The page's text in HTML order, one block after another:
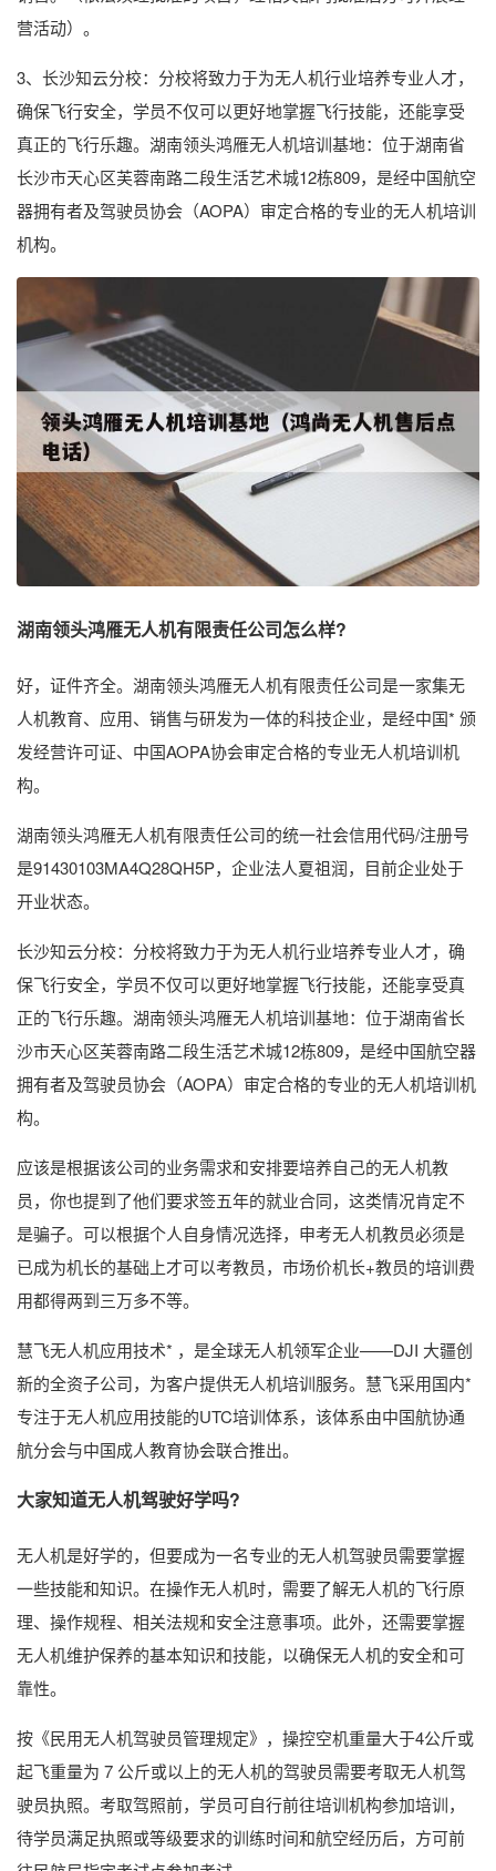
营活动）。
3、长沙知云分校：分校将致力于为无人机行业培养专业人才，
确保飞行安全，学员不仅可以更好地掌握飞行技能，还能享受
真正的飞行乐趣。湖南领头鸿雁无人机培训基地：位于湖南省
长沙市天心区芙蓉南路二段生活艺术城12栋809，是经中国航空
器拥有者及驾驶员协会（AOPA）审定合格的专业的无人机培训
机构。
湖南领头鸿雁无人机有限责任公司怎么样?
好，证件齐全。湖南领头鸿雁无人机有限责任公司是一家集无
人机教育、应用、销售与研发为一体的科技企业，是经中国* 颁
发经营许可证、中国AOPA协会审定合格的专业无人机培训机
构。
湖南领头鸿雁无人机有限责任公司的统一社会信用代码/注册号
是91430103MA4Q28QH5P，企业法人夏祖润，目前企业处于
开业状态。
长沙知云分校：分校将致力于为无人机行业培养专业人才，确
保飞行安全，学员不仅可以更好地掌握飞行技能，还能享受真
正的飞行乐趣。湖南领头鸿雁无人机培训基地：位于湖南省长
沙市天心区芙蓉南路二段生活艺术城12栋809，是经中国航空器
拥有者及驾驶员协会（AOPA）审定合格的专业的无人机培训机
构。
应该是根据该公司的业务需求和安排要培养自己的无人机教
员，你也提到了他们要求签五年的就业合同，这类情况肯定不
是骗子。可以根据个人自身情况选择，申考无人机教员必须是
已成为机长的基础上才可以考教员，市场价机长+教员的培训费
用都得两到三万多不等。
慧飞无人机应用技术* ，是全球无人机领军企业——DJI 大疆创
新的全资子公司，为客户提供无人机培训服务。慧飞采用国内*
专注于无人机应用技能的UTC培训体系，该体系由中国航协通
航分会与中国成人教育协会联合推出。
大家知道无人机驾驶好学吗?
无人机是好学的，但要成为一名专业的无人机驾驶员需要掌握
一些技能和知识。在操作无人机时，需要了解无人机的飞行原
理、操作规程、相关法规和安全注意事项。此外，还需要掌握
无人机维护保养的基本知识和技能，以确保无人机的安全和可
靠性。
按《民用无人机驾驶员管理规定》，操控空机重量大于4公斤或
起飞重量为 7 公斤或以上的无人机的驾驶员需要考取无人机驾
驶员执照。考取驾照前，学员可自行前往培训机构参加培训，
待学员满足执照或等级要求的训练时间和航空经历后，方可前